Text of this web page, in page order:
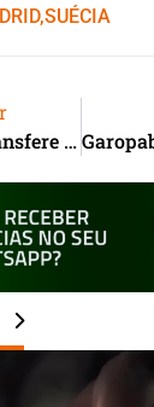
,ㅤSUÉCIA
Paraguai Transfere Embaixada Para Jerusalém